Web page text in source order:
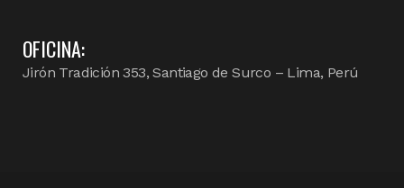
OFICINA:
Jirón Tradición 353, Santiago de Surco – Lima, Perú